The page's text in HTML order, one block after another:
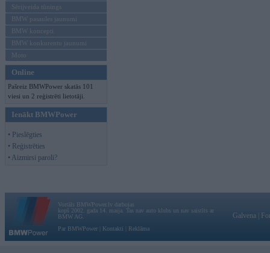
Sērijveida tūnings
BMW pasaules jaunumi
BMW koncepti
BMW konkurentu jaunumi
Moto
Online
Pašreiz BMWPower skatās 101
viesi un 2 reģistrēti lietotāji.
Ienākt BMWPower
• Pieslēgties
• Reģistrēties
• Aizmirsi paroli?
Vortāls BMWPower.lv darbojas
kopš 2002. gada 14. maija. Tas nav auto klubs un nav saistīts ar
BMW AG.
Par BMWPower
Kontakti Reklāma
Galvena